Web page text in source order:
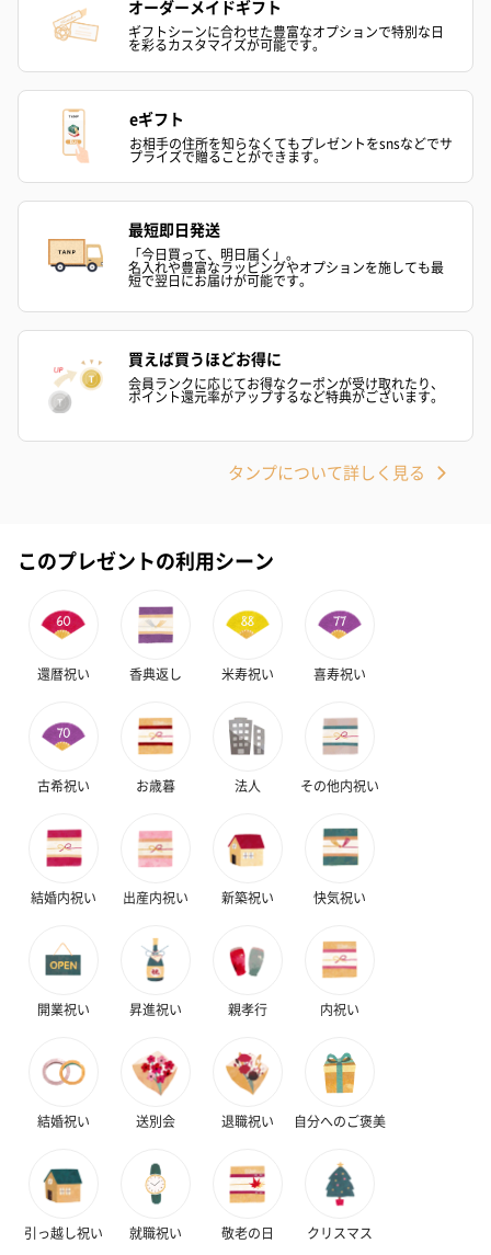
オーダーメイドギフト
ギフトシーンに合わせた豊富なオプションで特別な日
を彩るカスタマイズが可能です。
eギフト
お相手の住所を知らなくてもプレゼントをsnsなどでサ
プライズで贈ることができます。
最短即日発送
「今日買って、明日届く」。
名入れや豊富なラッピングやオプションを施しても最
短で翌日にお届けが可能です。
買えば買うほどお得に
会員ランクに応じてお得なクーポンが受け取れたり、
ポイント還元率がアップするなど特典がございます。
タンプについて詳しく見る
このプレゼントの利用シーン
還暦祝い 香典返し 米寿祝い 喜寿祝い
古希祝い お歳暮 法人 その他内祝い
結婚内祝い 出産内祝い 新築祝い 快気祝い
開業祝い 昇進祝い 親孝行 内祝い
結婚祝い 送別会 退職祝い 自分へのご褒美
引っ越し祝い 就職祝い 敬老の日 クリスマス